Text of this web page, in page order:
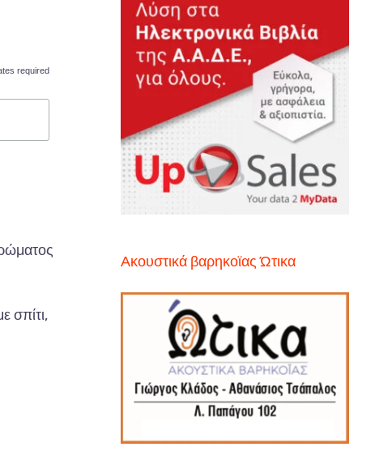
required
σπίτι,
Ακουστικά βαρηκοϊας Ώτικα